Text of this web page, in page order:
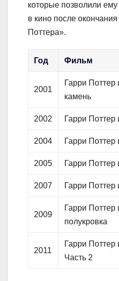
которые позволили
в кино после
Поттера».
Год Фильм
2001
Гарри
камень
2002 Гарри Поттер
2004 Гарри Поттер
2005 Гарри Поттер
2007 Гарри
2009
Гарри Поттер
полукровка
2011
Гарри
Часть 2